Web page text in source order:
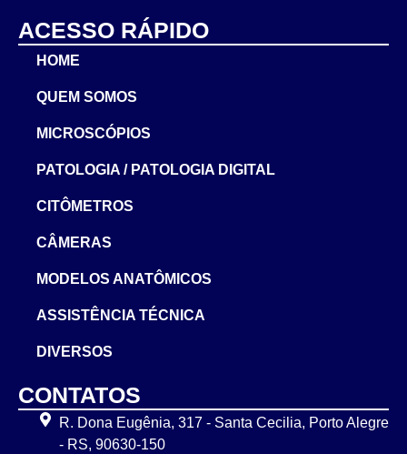
ACESSO RÁPIDO
HOME
QUEM SOMOS
MICROSCÓPIOS
PATOLOGIA / PATOLOGIA DIGITAL
CITÔMETROS
CÂMERAS
MODELOS ANATÔMICOS
ASSISTÊNCIA TÉCNICA
DIVERSOS
CONTATOS
R. Dona Eugênia, 317 - Santa Cecilia, Porto Alegre
- RS, 90630-150